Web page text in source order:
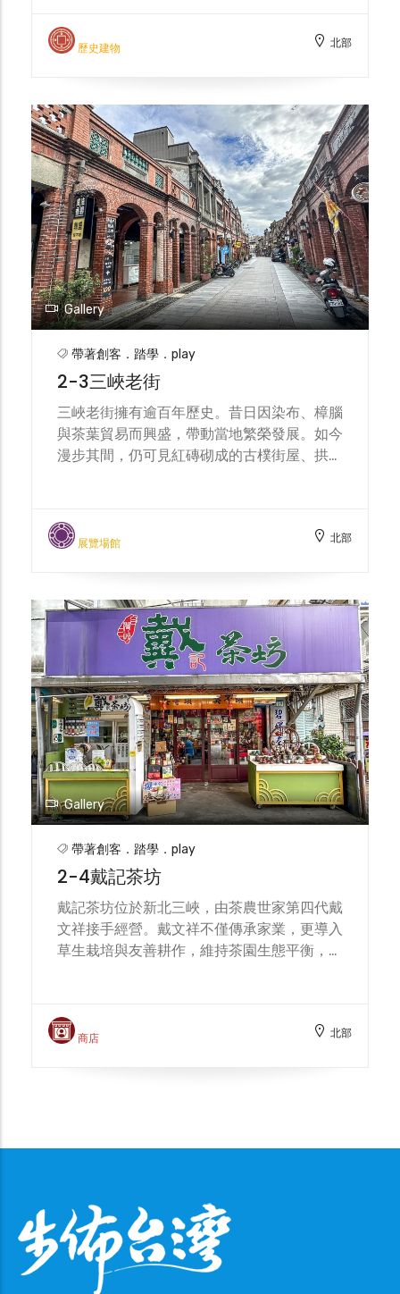
山、陳進、郭雪湖等，共同創作雕刻畫稿，與
匠師們合作，將廟宇轉化為台灣美術史的縮
吉祥的「百鳥朝梅柱」。此外，還可見多種動
物、吉祥獸與水族生物，猶如一座雕刻動物
園，讓孩子們能從「尋寶」中學習民俗文化與
美學涵養。祖師廟以其細緻雕刻、多元題材與
教育價值，成為深具文化魅力與藝術價值的地
標，也是傳統與創新完美交融的代表。
歷史建物 北部
Gallery
帶著創客．踏學．play
2-3三峽老街
三峽老街擁有逾百年歷史。昔日因染布、樟腦
與茶葉貿易而興盛，帶動當地繁榮發展。如今
漫步其間，仍可見紅磚砌成的古樸街屋、拱門
與生活記憶。旅人可在老街上尋訪歷史的痕
跡，透過一磚一瓦、一味一物，彷彿穿越時
展覽場館 北部
Gallery
帶著創客．踏學．play
2-4戴記茶坊
戴記茶坊位於新北三峽，由茶農世家第四代戴
文祥接手經營。戴文祥不僅傳承家業，更導入
草生栽培與友善耕作，維持茶園生態平衡，種
春、蜜香紅茶等經典茶款，讓三峽茶有了更深
層的故事與價值。茶坊亦定期舉辦製茶體驗與
商店 北部